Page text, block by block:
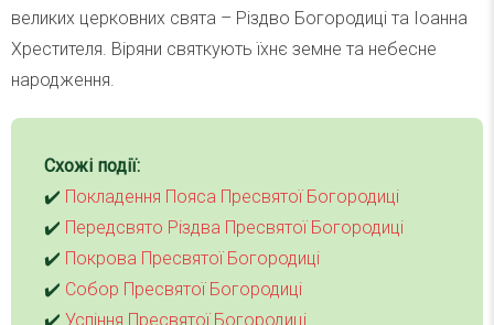
великих церковних свята – Різдво Богородиці та Іоанна
Хрестителя. Віряни святкують їхнє земне та небесне
народження.
Схожі події:
✔️ Покладення Пояса Пресвятої Богородиці
✔️ Передсвято Різдва Пресвятої Богородиці
✔️ Покрова Пресвятої Богородиці
✔️ Собор Пресвятої Богородиці
✔️ Успіння Пресвятої Богородиці